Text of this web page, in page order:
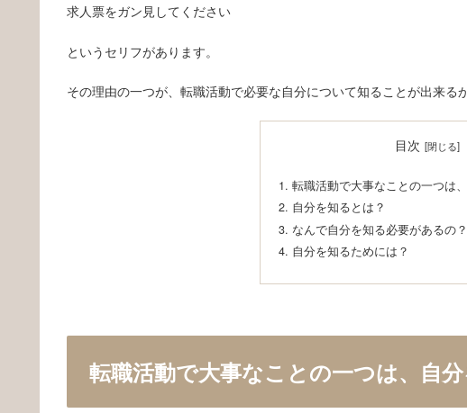
求人票をガン見してください
というセリフがあります。
その理由の一つが、転職活動で必要な自分について知ることが出来る
目次
転職活動で大事なことの一つは
自分を知るとは？
なんで自分を知る必要があるの？
自分を知るためには？
転職活動で大事なことの一つは、自分